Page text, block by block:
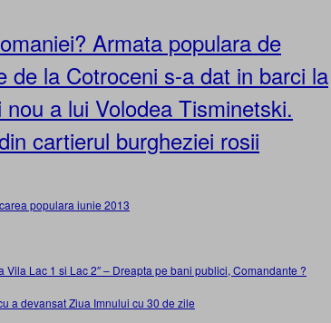
Armata populara de
de la Cotroceni s-a dat in barci la
a lui Volodea Tisminetski.
cartierul burgheziei rosii
Lac 1 si Lac 2″ – Dreapta pe bani publici, Comandante ?
a devansat Ziua Imnului cu 30 de zile